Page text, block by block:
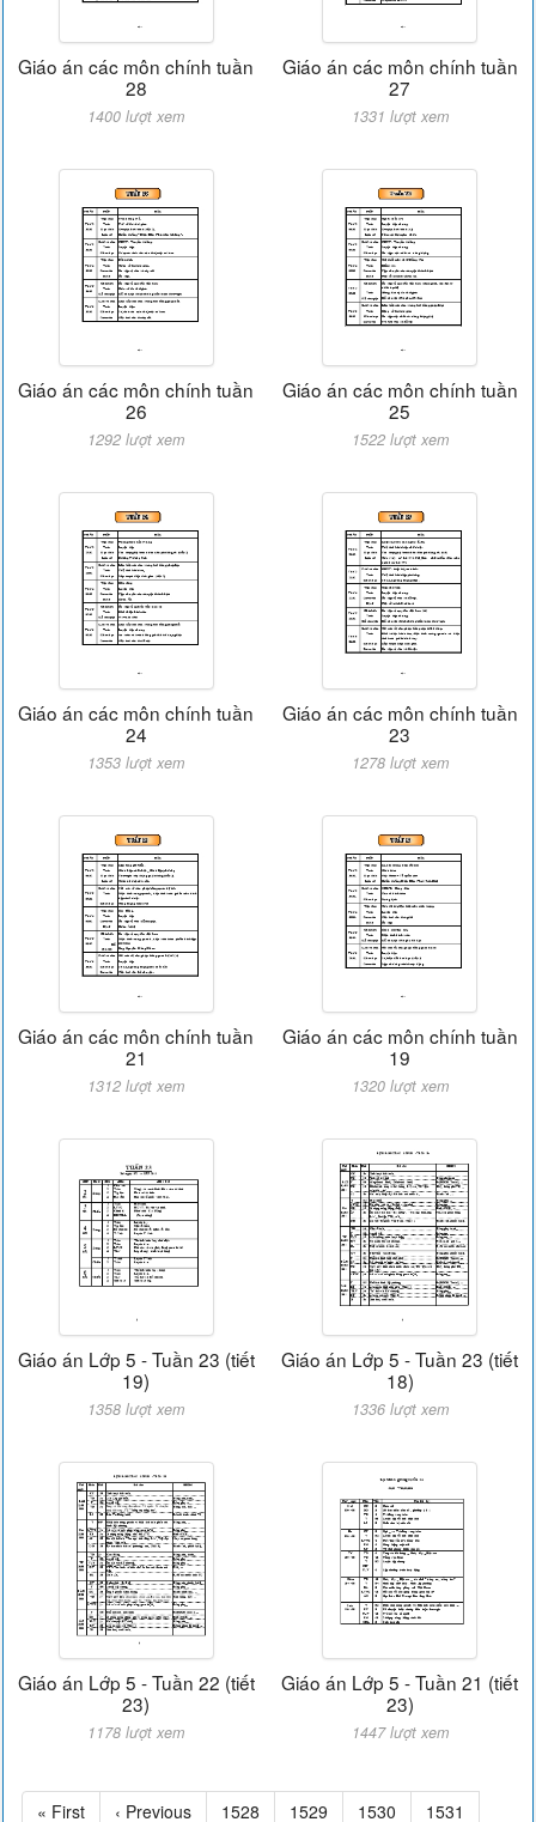
Giáo án các môn chính tuần
28
1400 lượt xem
Giáo án các môn chính tuần
27
1331 lượt xem
Giáo án các môn chính tuần
26
1292 lượt xem
Giáo án các môn chính tuần
25
1522 lượt xem
Giáo án các môn chính tuần
24
1353 lượt xem
Giáo án các môn chính tuần
23
1278 lượt xem
Giáo án các môn chính tuần
21
1312 lượt xem
Giáo án các môn chính tuần
19
1320 lượt xem
Giáo án Lớp 5 - Tuần 23 (tiết
19)
1358 lượt xem
Giáo án Lớp 5 - Tuần 23 (tiết
18)
1336 lượt xem
Giáo án Lớp 5 - Tuần 22 (tiết
23)
1178 lượt xem
Giáo án Lớp 5 - Tuần 21 (tiết
23)
1447 lượt xem
« First ‹ Previous 1528 1529 1530 1531